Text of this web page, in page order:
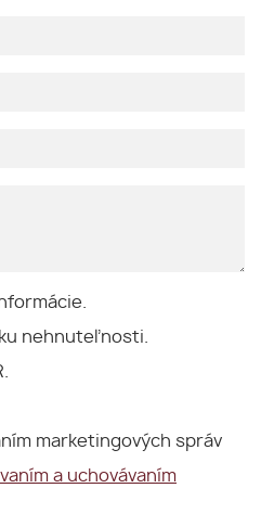
nehnuteľnosti.
marketingových správ
a uchovávaním